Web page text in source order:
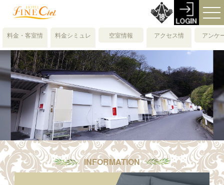
料金・客室情
報
料金シミュレ
ーション
空室情報
アクセス情
報・地図
アンケ
INFORMATION